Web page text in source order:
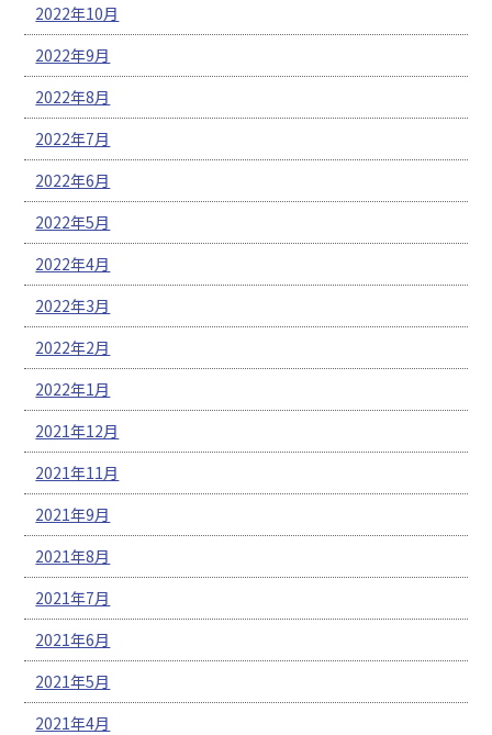
2022年10月
2022年9月
2022年8月
2022年7月
2022年6月
2022年5月
2022年4月
2022年3月
2022年2月
2022年1月
2021年12月
2021年11月
2021年9月
2021年8月
2021年7月
2021年6月
2021年5月
2021年4月